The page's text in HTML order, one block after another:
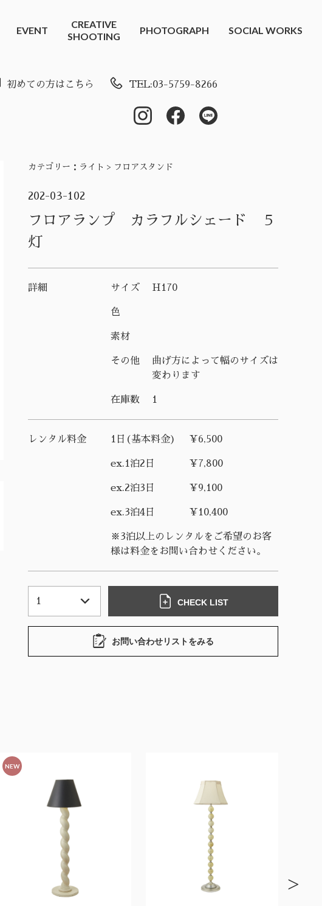
EVENT
CREATIVE
SHOOTING
PHOTOGRAPH SOCIAL WORKS
初めての方はこちら TEL:03-5759-8266
カテゴリー： ライト > フロアスタンド
202-03-102
フロアランプ カラフルシェード ５
灯
詳細 サイズ H170
色
素材
その他
曲げ方によって幅のサイズは
変わります
在庫数 1
レンタル料金 1日(基本料金) ¥6,500
ex.1泊2日 ¥7,800
ex.2泊3日 ¥9,100
ex.3泊4日 ¥10,400
※3泊以上のレンタルをご希望のお客
様は料金をお問い合わせください。
CHECK LIST
お問い合わせリストをみる
NEW
>